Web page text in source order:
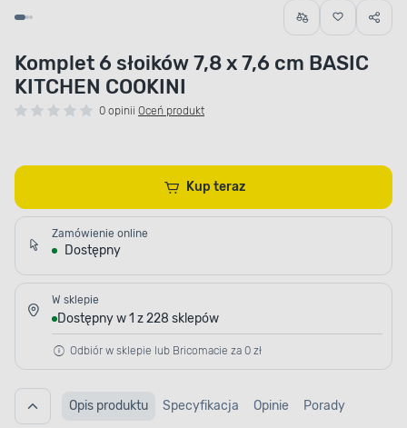
Komplet 6 słoików 7,8 x 7,6 cm BASIC
KITCHEN COOKINI
0 opinii Oceń produkt
Kup teraz
Zamówienie online
Dostępny
W sklepie
Dostępny w 1 z 228 sklepów
Odbiór w sklepie lub Bricomacie za 0 zł
Opis produktu Specyfikacja Opinie Porady